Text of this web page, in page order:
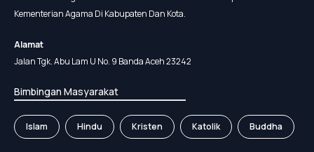
Kementerian Agama Di Kabupaten Dan Kota.
Alamat
Jalan Tgk. Abu Lam U No. 9 Banda Aceh 23242
Bimbingan Masyarakat
Islam Hindu Kristen Katolik Buddha